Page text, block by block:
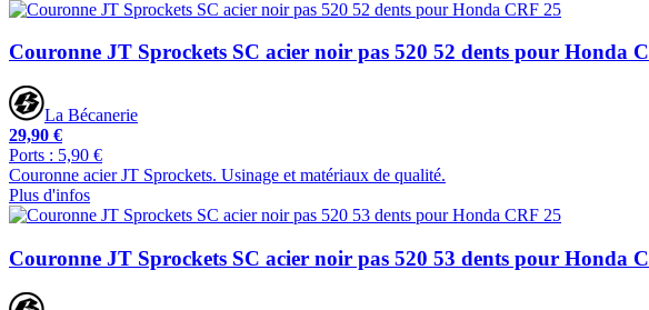
Couronne JT Sprockets SC acier noir pas 520 52 dents pour Honda
La Bécanerie
29,90 €
Ports : 5,90 €
Couronne acier JT Sprockets. Usinage et matériaux de qualité.
Plus d'infos
Couronne JT Sprockets SC acier noir pas 520 53 dents pour Honda